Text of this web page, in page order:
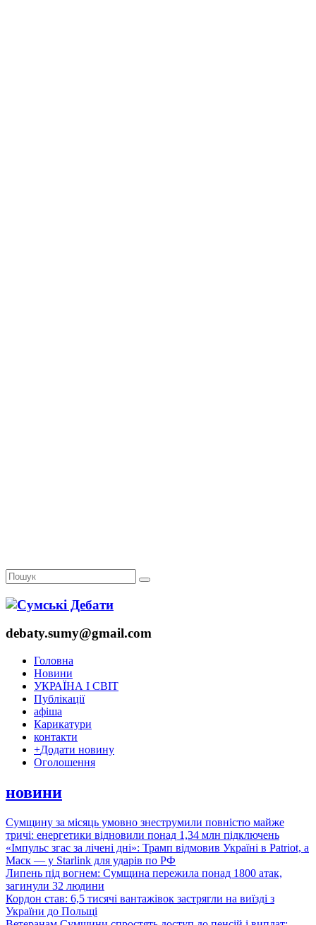
debaty.sumy@gmail.com
Головна
Новини
УКРАЇНА І СВІТ
Публікації
афіша
Карикатури
контакти
+Додати новину
Оголошення
новини
Сумщину за місяць умовно знеструмили повністю майже
тричі: енергетики відновили понад 1,34 млн підключень
«Імпульс згас за лічені дні»: Трамп відмовив Україні в Patriot, а
Маск — у Starlink для ударів по РФ
Липень під вогнем: Сумщина пережила понад 1800 атак,
загинули 32 людини
Кордон став: 6,5 тисячі вантажівок застрягли на виїзді з
України до Польщі